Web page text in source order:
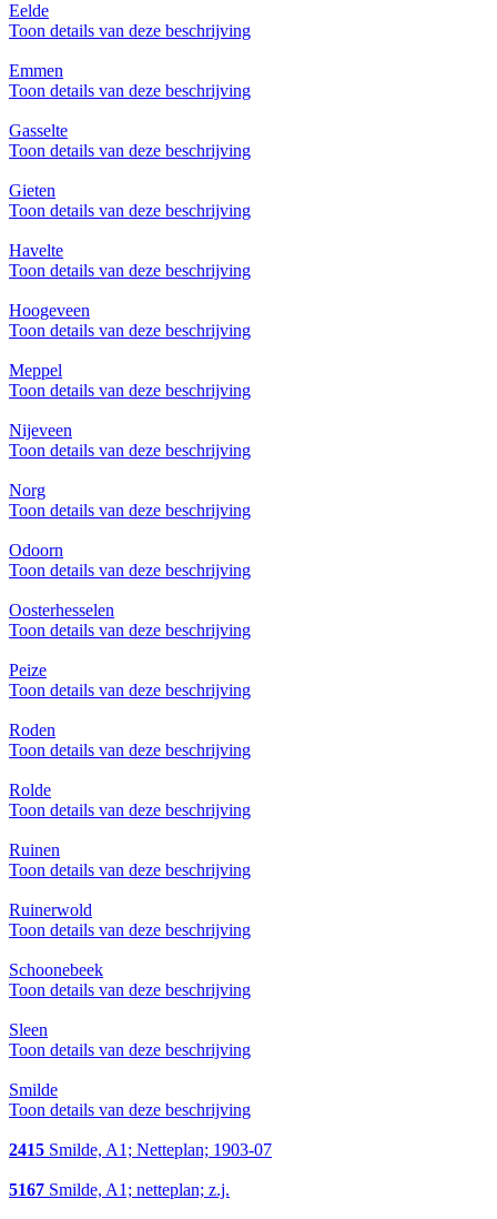
Eelde
Toon details van deze beschrijving
Emmen
Toon details van deze beschrijving
Gasselte
Toon details van deze beschrijving
Gieten
Toon details van deze beschrijving
Havelte
Toon details van deze beschrijving
Hoogeveen
Toon details van deze beschrijving
Meppel
Toon details van deze beschrijving
Nijeveen
Toon details van deze beschrijving
Norg
Toon details van deze beschrijving
Odoorn
Toon details van deze beschrijving
Oosterhesselen
Toon details van deze beschrijving
Peize
Toon details van deze beschrijving
Roden
Toon details van deze beschrijving
Rolde
Toon details van deze beschrijving
Ruinen
Toon details van deze beschrijving
Ruinerwold
Toon details van deze beschrijving
Schoonebeek
Toon details van deze beschrijving
Sleen
Toon details van deze beschrijving
Smilde
Toon details van deze beschrijving
2415 Smilde, A1; Netteplan; 1903-07
5167 Smilde, A1; netteplan; z.j.